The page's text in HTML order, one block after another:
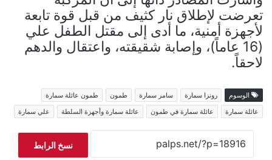
تعرضت لإطلاق نار كثيف من قبل قوة تابعة
لأجهزة أمنية، ما أدى إلى مقتل الطفل علي
(16 عاماً)، وإصابة شقيقته، واعتقال والدهم
لاحقاً.
الوسوم رونزا سمارة سامر سمارة طمون
طمون عائلة سمارة
عائلة سمارة
عائلة سمارة في طمون عائلة سمارة وأجهزة السلطة علي سمارة
نسخ الرابط